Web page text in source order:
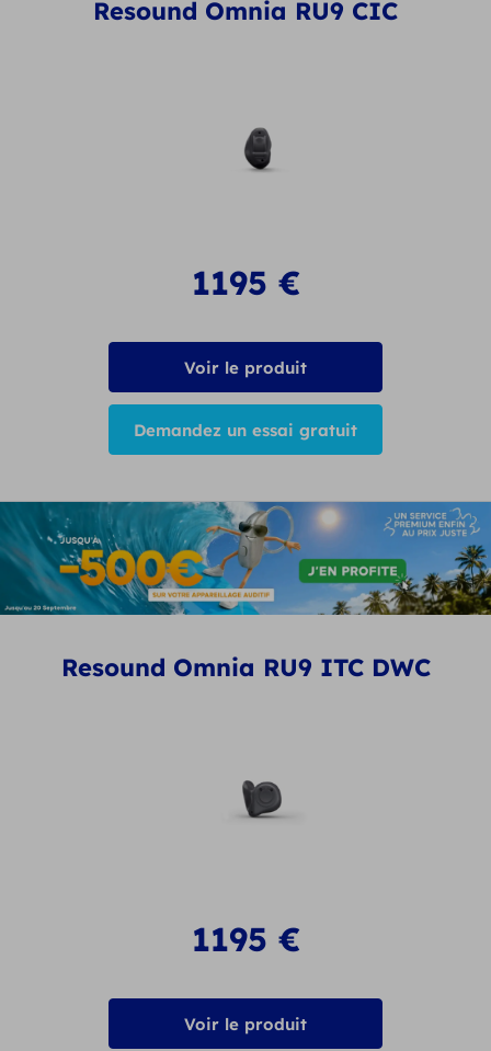
Resound Omnia RU9 CIC
1195 €
Voir le produit
Demandez un essai gratuit
Resound Omnia RU9 ITC DWC
1195 €
Voir le produit